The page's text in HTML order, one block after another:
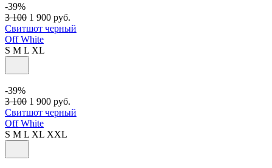
-39%
3 100 1 900 руб.
Свитшот черный
Off White
S M L XL
-39%
3 100 1 900 руб.
Свитшот черный
Off White
S M L XL XXL